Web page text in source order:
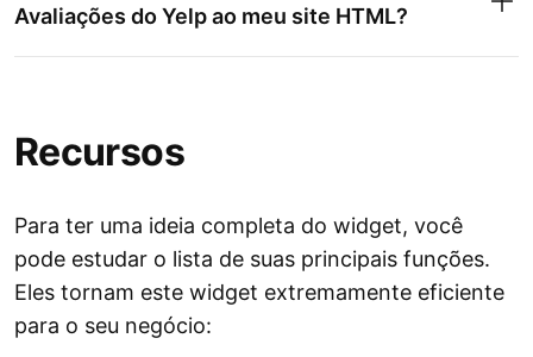
Avaliações do Yelp ao meu site HTML?
Recursos
Para ter uma ideia completa do widget, você
pode estudar o lista de suas principais funções.
Eles tornam este widget extremamente eficiente
para o seu negócio: